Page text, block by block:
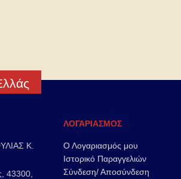
Κ.
43300,
ΛΟΓΑΡΙΑΣΜΟΣ
Ο Λογαριασμός μου
Ιστορικό Παραγγελιών
Σύνδεση/ Αποσύνδεση